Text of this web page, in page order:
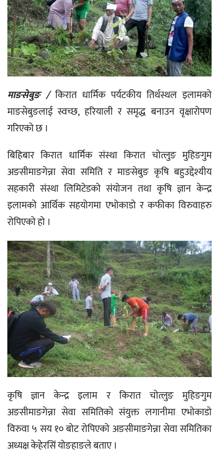
माङसेबुङ /किरात धार्मिक पर्यटकीय तिर्थस्थल इलामको
माङसेबुङलाई स्वच्छ, हरियाली र समृद्ध बनाउन वृक्षारोपण
गरिएको छ ।
बिहिबार किरात धार्मिक संस्था किरात चोत्लुङ मुहिङगुम
अङसीमाङगेन्ना सेवा समिति र माङसेबुङ कृषि बहुउद्देश्यीय
सहकारी संस्था लिमिटेडको संयोजन तथा कृषि ज्ञान केन्द्र
इलामको आर्थिक सहयोगमा एभोकाडो र कफीका विरुवाहरु
रोपिएको हो ।
कृषि ज्ञान केन्द्र इलाम र किरात चोत्लुङ मुहिङगुम
अङसीमाङगेन्ना सेवा समितिको संयुक्त लगानीमा एभोकाडो
विरुवा ५ सय १० बोट रोपिएको अङसीमाङगेन्ना सेवा समितिका
अध्यक्ष केहेरसिं योङहाङले बताए ।